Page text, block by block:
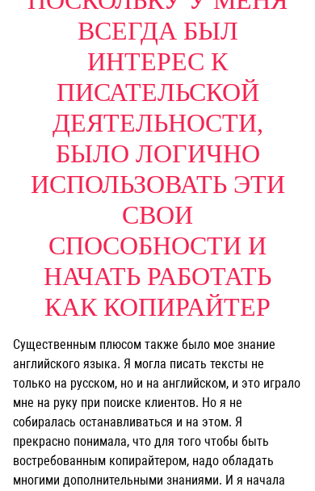
ВСЕГДА БЫЛ
ИНТЕРЕС К
ПИСАТЕЛЬСКОЙ
ДЕЯТЕЛЬНОСТИ,
БЫЛО ЛОГИЧНО
ИСПОЛЬЗОВАТЬ ЭТИ
СВОИ
СПОСОБНОСТИ И
НАЧАТЬ РАБОТАТЬ
КАК КОПИРАЙТЕР
Существенным плюсом также было мое знание
английского языка. Я могла писать тексты не
только на русском, но и на английском, и это играло
мне на руку при поиске клиентов. Но я не
собиралась останавливаться и на этом. Я
прекрасно понимала, что для того чтобы быть
востребованным копирайтером, надо обладать
многими дополнительными знаниями. И я начала